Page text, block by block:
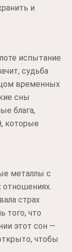
и
испытание
судьба
временных
сны
блага,
которые
металлы с
отношениях.
страх
того, что
этот сон —
чтобы